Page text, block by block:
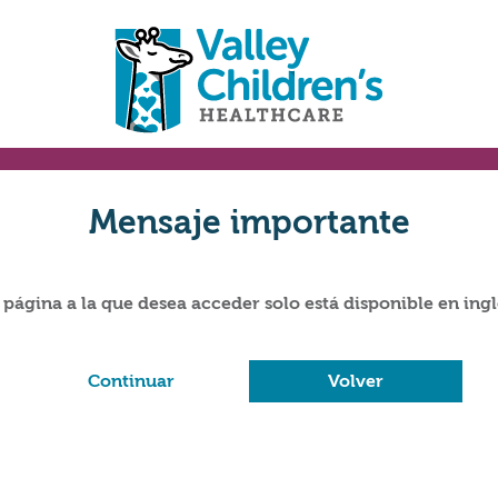
Mensaje importante
página a la que desea acceder solo está disponible en
Continuar Volver